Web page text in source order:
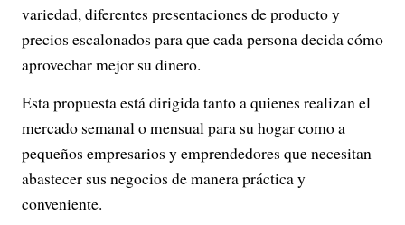
variedad, diferentes presentaciones de producto y
precios escalonados para que cada persona decida cómo
aprovechar mejor su dinero.
Esta propuesta está dirigida tanto a quienes realizan el
mercado semanal o mensual para su hogar como a
pequeños empresarios y emprendedores que necesitan
abastecer sus negocios de manera práctica y
conveniente.